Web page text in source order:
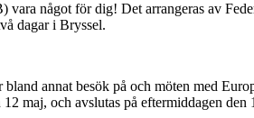
något för dig! Det arrangeras av
dagar i Bryssel.
annat besök på och möten med
maj, och avslutas på eftermiddagen